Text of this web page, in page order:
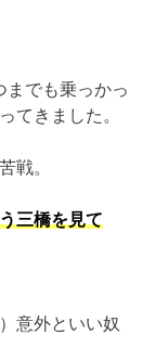
までも乗っかっ
てきました。
戦。
三橋を見て
意外といい奴